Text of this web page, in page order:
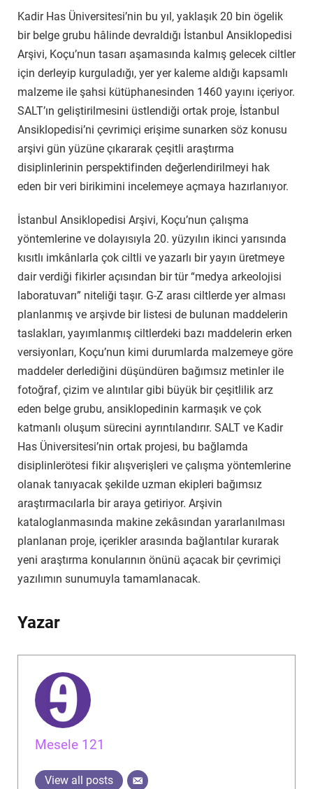
Kadir Has Üniversitesi’nin bu yıl, yaklaşık 20 bin ögelik
bir belge grubu hâlinde devraldığı İstanbul Ansiklopedisi
Arşivi, Koçu’nun tasarı aşamasında kalmış gelecek ciltler
için derleyip kurguladığı, yer yer kaleme aldığı kapsamlı
malzeme ile şahsi kütüphanesinden 1460 yayını içeriyor.
SALT’ın geliştirilmesini üstlendiği ortak proje, İstanbul
Ansiklopedisi’ni çevrimiçi erişime sunarken söz konusu
arşivi gün yüzüne çıkararak çeşitli araştırma
disiplinlerinin perspektifinden değerlendirilmeyi hak
eden bir veri birikimini incelemeye açmaya hazırlanıyor.
İstanbul Ansiklopedisi Arşivi, Koçu’nun çalışma
yöntemlerine ve dolayısıyla 20. yüzyılın ikinci yarısında
kısıtlı imkânlarla çok ciltli ve yazarlı bir yayın üretmeye
dair verdiği fikirler açısından bir tür “medya arkeolojisi
laboratuvarı” niteliği taşır. G-Z arası ciltlerde yer alması
planlanmış ve arşivde bir listesi de bulunan maddelerin
taslakları, yayımlanmış ciltlerdeki bazı maddelerin erken
versiyonları, Koçu’nun kimi durumlarda malzemeye göre
maddeler derlediğini düşündüren bağımsız metinler ile
fotoğraf, çizim ve alıntılar gibi büyük bir çeşitlilik arz
eden belge grubu, ansiklopedinin karmaşık ve çok
katmanlı oluşum sürecini ayrıntılandırır. SALT ve Kadir
Has Üniversitesi’nin ortak projesi, bu bağlamda
disiplinlerötesi fikir alışverişleri ve çalışma yöntemlerine
olanak tanıyacak şekilde uzman ekipleri bağımsız
araştırmacılarla bir araya getiriyor. Arşivin
kataloglanmasında makine zekâsından yararlanılması
planlanan proje, içerikler arasında bağlantılar kurarak
yeni araştırma konularının önünü açacak bir çevrimiçi
yazılımın sunumuyla tamamlanacak.
Yazar
Mesele 121
View all posts